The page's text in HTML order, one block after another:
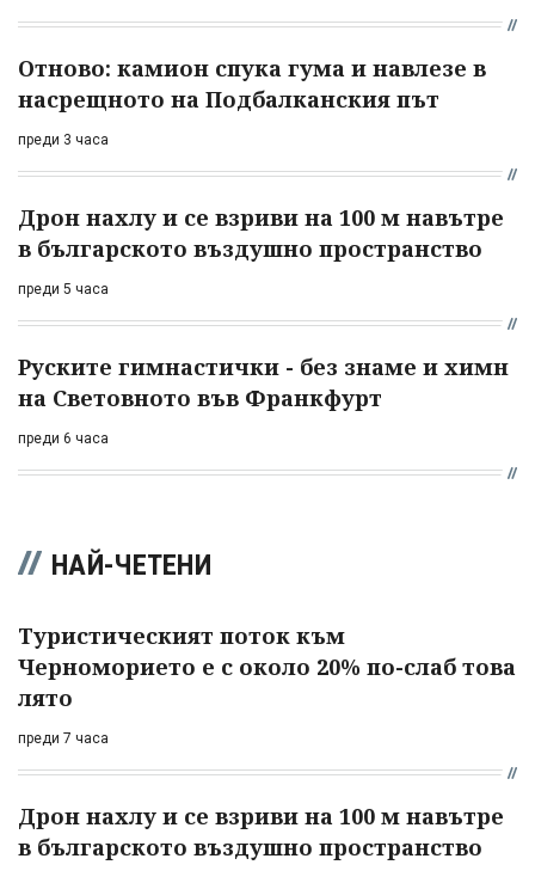
Отново: камион спука гума и навлезе в
насрещното на Подбалканския път
преди 3 часа
Дрон нахлу и се взриви на 100 м навътре
в българското въздушно пространство
преди 5 часа
Руските гимнастички - без знаме и химн
на Световното във Франкфурт
преди 6 часа
НАЙ-ЧЕТЕНИ
Туристическият поток към
Черноморието е с около 20% по-слаб това
лято
преди 7 часа
Дрон нахлу и се взриви на 100 м навътре
в българското въздушно пространство